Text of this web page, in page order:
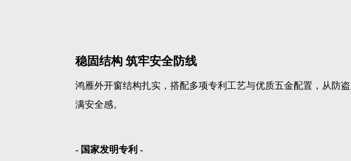
稳固结构 筑牢安全防线
鸿雁外开窗结构扎实，搭配多项专利工艺与优质五金配置，从防
满安全感。
- 国家发明专利 -